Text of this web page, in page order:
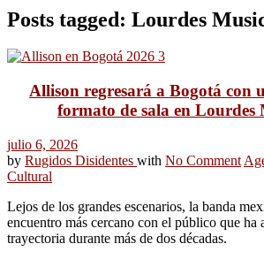
Posts tagged: Lourdes
Allison regresará a Bogotá con
formato de sala en Lourdes
julio 6, 2026
by Rugidos Disidentes with No Comment
Cultural
Lejos de los grandes escenarios, la banda
encuentro más cercano con el público que ha
trayectoria durante más de dos décadas.